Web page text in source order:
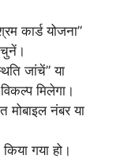
कार्ड योजना”
जांचें” या
मिलेगा।
नंबर या
गया हो।